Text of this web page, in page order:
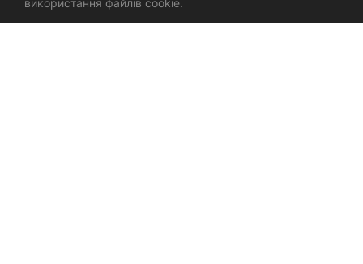
використання файлів cookie.